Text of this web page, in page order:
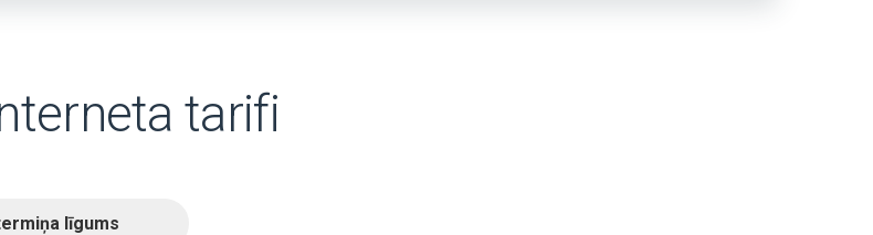
tarifi
līgums